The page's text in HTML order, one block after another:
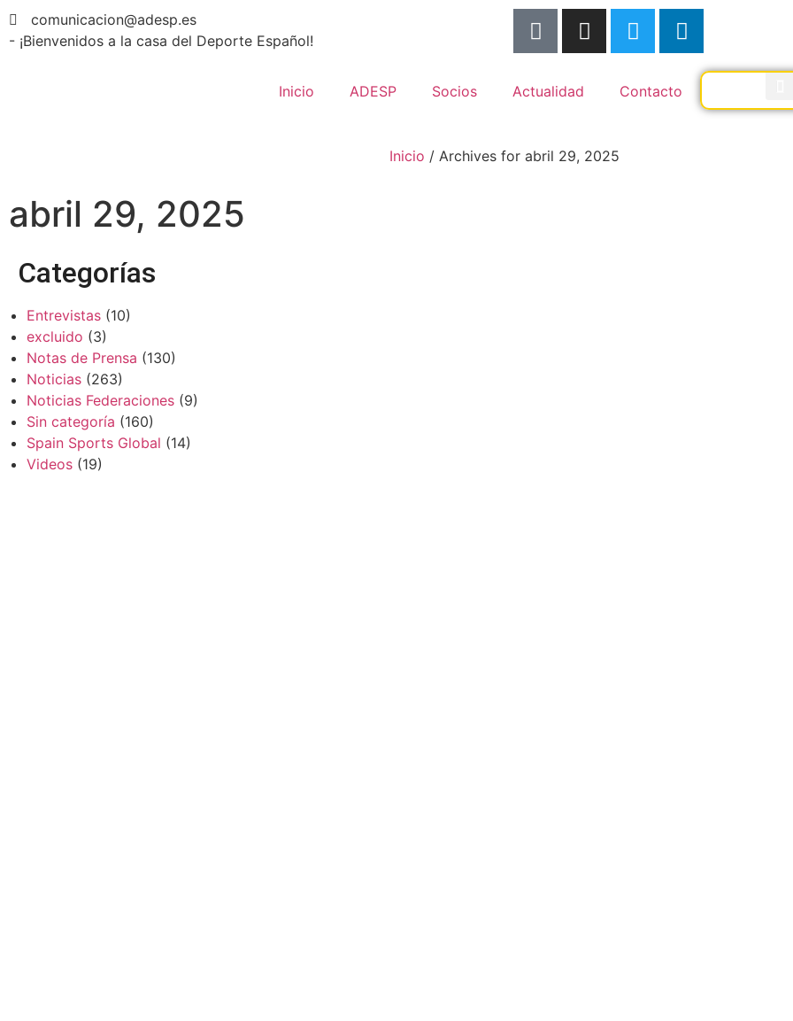
comunicacion@adesp.es
- ¡Bienvenidos a la casa del Deporte Español!
Inicio ADESP Socios Actualidad Contacto
Inicio / Archives for abril 29, 2025
abril 29, 2025
Categorías
Entrevistas (10)
excluido (3)
Notas de Prensa (130)
Noticias (263)
Noticias Federaciones (9)
Sin categoría (160)
Spain Sports Global (14)
Videos (19)